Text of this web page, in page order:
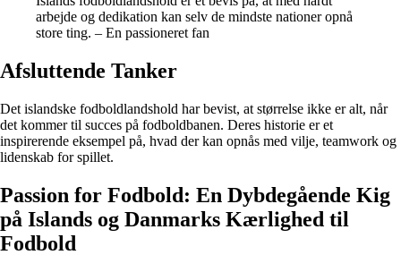
arbejde og dedikation kan selv de mindste nationer opnå
store ting. – En passioneret fan
Afsluttende Tanker
Det islandske fodboldlandshold har bevist, at størrelse ikke er alt, når
det kommer til succes på fodboldbanen. Deres historie er et
inspirerende eksempel på, hvad der kan opnås med vilje, teamwork og
lidenskab for spillet.
Passion for Fodbold: En Dybdegående Kig
på Islands og Danmarks Kærlighed til
Fodbold